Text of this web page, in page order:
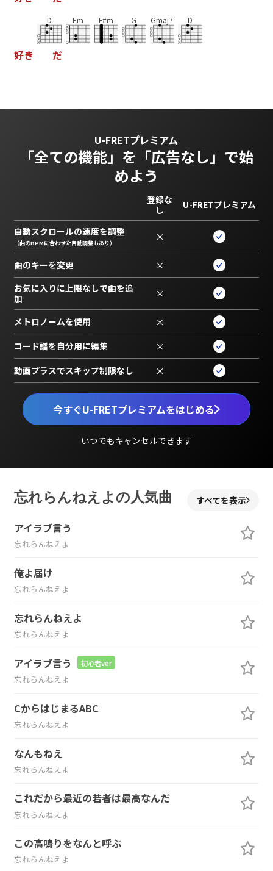
好き
D
だ
Em F#m G Gmaj7 D
U-FRETプレミアム
「全ての機能」を 「広告なし」で始
めよう
今すぐU-FRETプレミアムをはじめる
いつでもキャンセルできます
登録な
し
U-FRETプレミアム
自動スクロールの速度を調整
（曲のBPMに合わせた自動調整もあり） ×
曲のキーを変更 ×
お気に入りに上限なしで曲を追
加
×
メトロノームを使用 ×
コード譜を自分用に編集 ×
動画プラスでスキップ制限なし ×
忘れらんねえよの人気曲 すべてを表示
アイラブ言う
忘れらんねえよ
俺よ届け
忘れらんねえよ
忘れらんねえよ
忘れらんねえよ
アイラブ言う 初心者ver
忘れらんねえよ
CからはじまるABC
忘れらんねえよ
なんもねえ
忘れらんねえよ
これだから最近の若者は最高なんだ
忘れらんねえよ
この高鳴りをなんと呼ぶ
忘れらんねえよ